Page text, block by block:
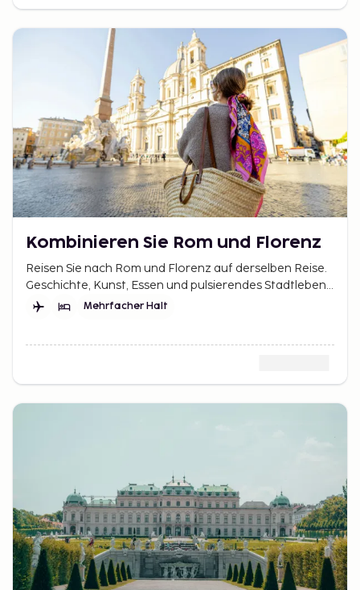
Kombinieren Sie Rom und Florenz
Reisen Sie nach Rom und Florenz auf derselben Reise.
Geschichte, Kunst, Essen und pulsierendes Stadtleben
in zwei von Italiens beliebtesten Städten.
Mehrfacher Halt